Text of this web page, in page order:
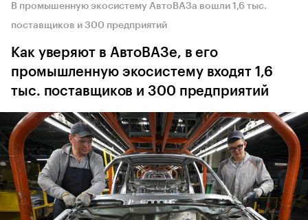
В промышенную экосистему АвтоВАЗа вошли 1,6 тыс.
поставщиков и 300 предприятий
Как уверяют в АвтоВАЗе, в его
промышленную экосистему входят 1,6
тыс. поставщиков и 300 предприятий